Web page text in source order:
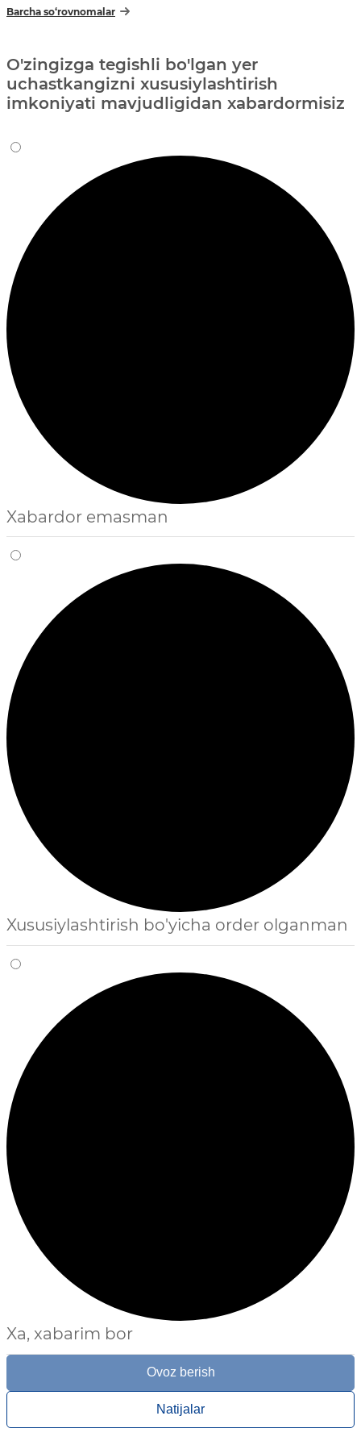
Barcha so‘rovnomalar
O'zingizga tegishli bo'lgan yer
uchastkangizni xususiylashtirish
imkoniyati mavjudligidan xabardormisiz
Xabardor emasman
Xususiylashtirish bo'yicha order olganman
Xa, xabarim bor
Ovoz berish
Natijalar